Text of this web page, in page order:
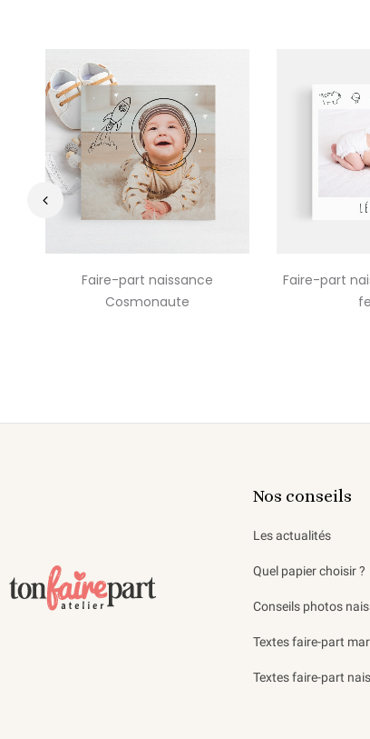
Faire-part naissance
Cosmonaute
Faire-part
Nos conseils
Les actualités
Quel papier choisir ?
Conseils photos
Textes faire-part
Textes faire-part